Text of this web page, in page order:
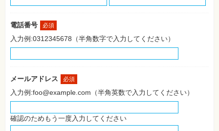
ビ
ジ
ネ
ス・
み
メ
ラ・
真
電話番号 必須
入力例:0312345678（半角数字で入力してください）
メールアドレス 必須
入力例:foo@example.com（半角英数で入力してください）
確認のためもう一度入力してください